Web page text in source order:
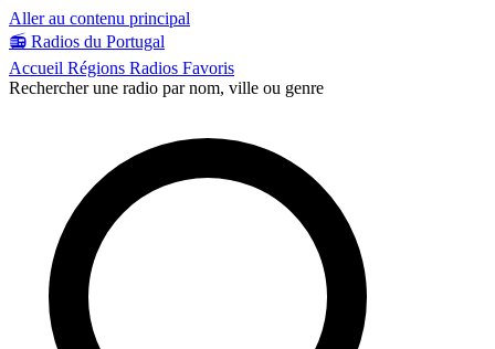
Aller au contenu principal
📻 Radios du Portugal
Accueil Régions Radios Favoris
Rechercher une radio par nom, ville ou genre